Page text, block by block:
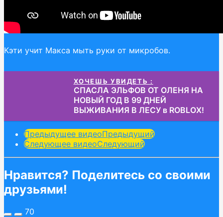
Кэти учит Макса мыть руки от микробов.
ХОЧЕШЬ УВИДЕТЬ :
СПАСЛА ЭЛЬФОВ ОТ ОЛЕНЯ НА
НОВЫЙ ГОД В 99 ДНЕЙ
ВЫЖИВАНИЯ В ЛЕСУ в ROBLOX!
Post
Pagination
Предыдущее видеоПредыдущий
Следующее видеоСледующий
Нравится? Поделитесь со своими
друзьями!
70